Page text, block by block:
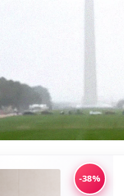
-38%